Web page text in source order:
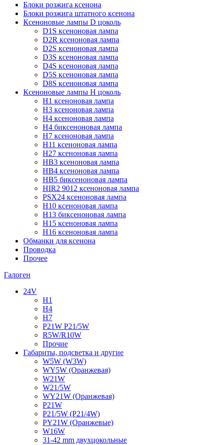
Блоки розжига ксенона
Блоки розжига штатного ксенона
Ксеноновые лампы D цоколь
D1S ксеноновая лампа
D2R ксеноновая лампа
D2S ксеноновая лампа
D3S ксеноновая лампа
D4S ксеноновая лампа
D5S ксеноновая лампа
D8S ксеноновая лампа
Ксеноновые лампы Н цоколь
H1 ксеноновая лампа
H3 ксеноновая лампа
H4 ксеноновая лампа
H4 биксеноновая лампа
H7 ксеноновая лампа
H11 ксеноновая лампа
H27 ксеноновая лампа
HB3 ксеноновая лампа
HB4 ксеноновая лампа
HB5 биксеноновая лампа
HIR2 9012 ксеноновая лампа
PSX24 ксеноновая лампа
H10 ксеноновая лампа
H13 биксеноновая лампа
H15 ксеноновая лампа
H16 ксеноновая лампа
Обманки для ксенона
Проводка
Прочее
Галоген
24V
H1
H4
H7
P21W P21/5W
R5W/R10W
Прочие
Габариты, подсветка и другие
W5W (W3W)
WY5W (Оранжевая)
W21W
W21/5W
WY21W (Оранжевая)
P21W
P21/5W (P21/4W)
PY21W (Оранжевые)
W16W
31-42 mm двухцокольные